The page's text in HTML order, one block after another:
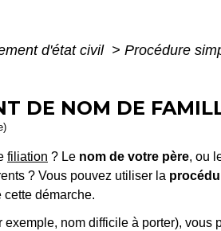
d'état civil > Procédure
DE NOM DE
filiation ? Le nom de votre père, ou
? Vous pouvez utiliser la
démarche.
nom difficile à porter), vous